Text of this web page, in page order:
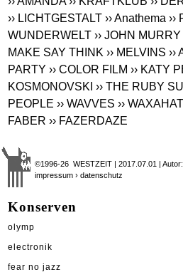
›› LICHTGESTALT ›› Anathema ››
WUNDERWELT ›› JOHN MURRY
MAKE SAY THINK ›› MELVINS ››
PARTY ›› COLOR FILM ›› KATY
KOSMONOVSKI ›› THE RUBY
PEOPLE ›› WAVVES ››
FABER ›› FAZERDAZE
©1996-26 WESTZEIT | 2017.07.01 |
impressum › datenschutz
Konserven
olymp
electronik
fear no jazz